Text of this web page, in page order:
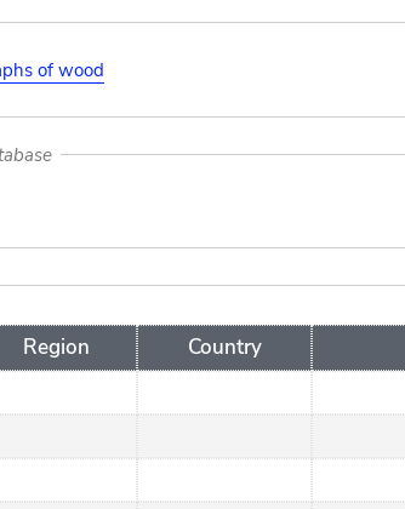
of wood
Region Country